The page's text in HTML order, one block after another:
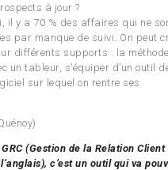
à jour ?
il y a 70 % des affaires qui ne
par manque de suivi. On peut
différents supports : la méthode
un tableur, s’équiper d’un outil
sur lequel on rentre ses
(Gestion de la Relation Client
c’est un outil qui va